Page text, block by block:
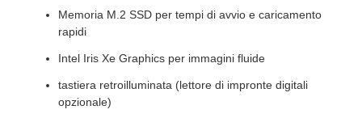
Memoria M.2 SSD per tempi di avvio e caricamento
rapidi
Intel Iris Xe Graphics per immagini fluide
tastiera retroilluminata (lettore di impronte digitali
opzionale)